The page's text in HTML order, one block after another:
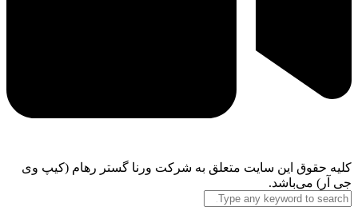
کلیه حقوق این سایت متعلق به شرکت ورنا گستر رهام (کیپ وی
جی آر) می‌باشد.